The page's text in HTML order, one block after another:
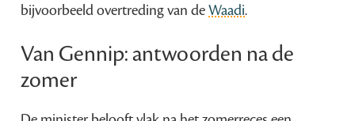
bijvoorbeeld overtreding van deWaadi.
Van Gennip: antwoorden na de
zomer